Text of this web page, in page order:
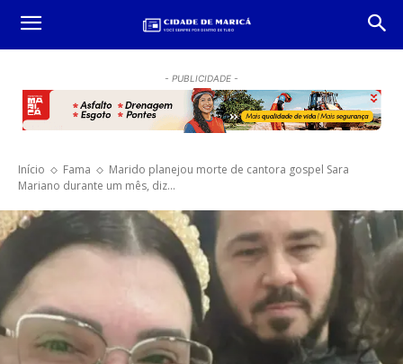
- PUBLICIDADE -
Início Fama
Marido planejou morte de cantora gospel Sara
Mariano durante um mês, diz...